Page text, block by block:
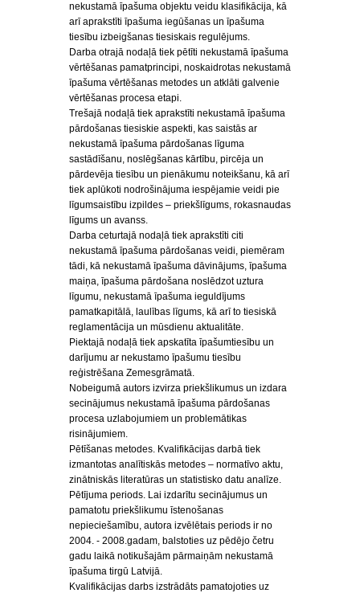
nekustamā īpašuma objektu veidu klasifikācija, kā
arī aprakstīti īpašuma iegūšanas un īpašuma
tiesību izbeigšanas tiesiskais regulējums.
Darba otrajā nodaļā tiek pētīti nekustamā īpašuma
vērtēšanas pamatprincipi, noskaidrotas nekustamā
īpašuma vērtēšanas metodes un atklāti galvenie
vērtēšanas procesa etapi.
Trešajā nodaļā tiek aprakstīti nekustamā īpašuma
pārdošanas tiesiskie aspekti, kas saistās ar
nekustamā īpašuma pārdošanas līguma
sastādīšanu, noslēgšanas kārtību, pircēja un
pārdevēja tiesību un pienākumu noteikšanu, kā arī
tiek aplūkoti nodrošinājuma iespējamie veidi pie
līgumsaistību izpildes – priekšlīgums, rokasnaudas
līgums un avanss.
Darba ceturtajā nodaļā tiek aprakstīti citi
nekustamā īpašuma pārdošanas veidi, piemēram
tādi, kā nekustamā īpašuma dāvinājums, īpašuma
maiņa, īpašuma pārdošana noslēdzot uztura
līgumu, nekustamā īpašuma ieguldījums
pamatkapitālā, laulības līgums, kā arī to tiesiskā
reglamentācija un mūsdienu aktualitāte.
Piektajā nodaļā tiek apskatīta īpašumtiesību un
darījumu ar nekustamo īpašumu tiesību
reģistrēšana Zemesgrāmatā.
Nobeigumā autors izvirza priekšlikumus un izdara
secinājumus nekustamā īpašuma pārdošanas
procesa uzlabojumiem un problemātikas
risinājumiem.
Pētīšanas metodes. Kvalifikācijas darbā tiek
izmantotas analītiskās metodes – normatīvo aktu,
zinātniskās literatūras un statistisko datu analīze.
Pētījuma periods. Lai izdarītu secinājumus un
pamatotu priekšlikumu īstenošanas
nepieciešamību, autora izvēlētais periods ir no
2004. - 2008.gadam, balstoties uz pēdējo četru
gadu laikā notikušajām pārmaiņām nekustamā
īpašuma tirgū Latvijā.
Kvalifikācijas darbs izstrādāts pamatojoties uz